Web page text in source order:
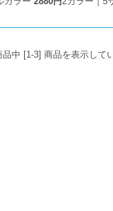
中 [1-3] 商品を表示して